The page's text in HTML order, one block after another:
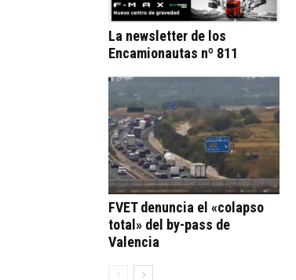
La newsletter de los
Encamionautas nº 811
FVET denuncia el «colapso
total» del by-pass de
Valencia